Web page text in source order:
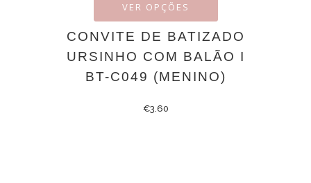
VER OPÇÕES
CONVITE DE BATIZADO
URSINHO COM BALÃO I
BT-C049 (MENINO)
€3.60